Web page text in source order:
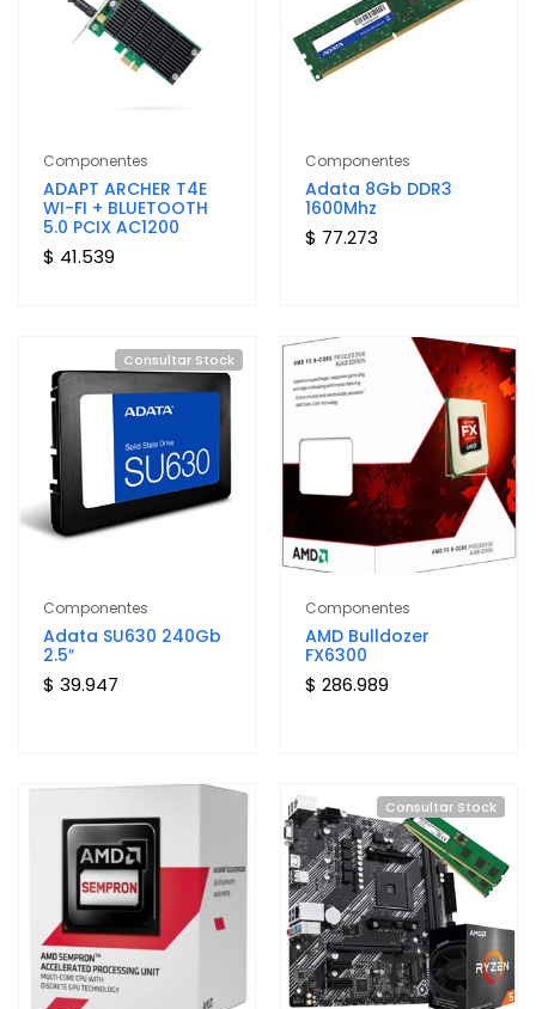
Componentes
ADAPT ARCHER T4E
WI-FI + BLUETOOTH
5.0 PCIX AC1200
$ 41.539
Componentes
Adata 8Gb DDR3
1600Mhz
$ 77.273
Consultar Stock
Componentes
Adata SU630 240Gb
2.5″
$ 39.947
Componentes
AMD Bulldozer
FX6300
$ 286.989
Consultar Stock